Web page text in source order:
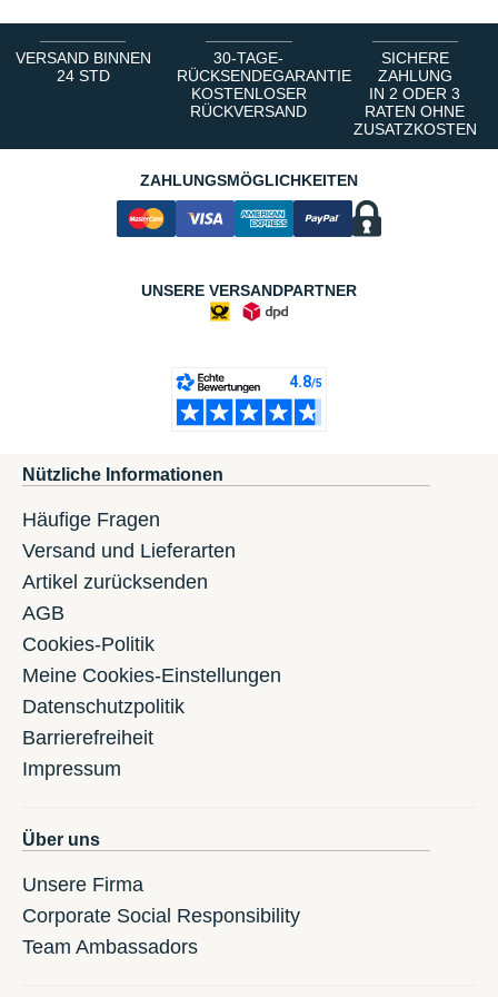
VERSAND BINNEN
24 STD
30-TAGE-
RÜCKSENDEGARANTIE
KOSTENLOSER
RÜCKVERSAND
SICHERE
ZAHLUNG
IN 2 ODER 3
RATEN OHNE
ZUSATZKOSTEN
ZAHLUNGSMÖGLICHKEITEN
UNSERE VERSANDPARTNER
Nützliche Informationen
Häufige Fragen
Versand und Lieferarten
Artikel zurücksenden
AGB
Cookies-Politik
Meine Cookies-Einstellungen
Datenschutzpolitik
Barrierefreiheit
Impressum
Über uns
Unsere Firma
Corporate Social Responsibility
Team Ambassadors